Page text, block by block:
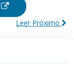
Leer Próximo